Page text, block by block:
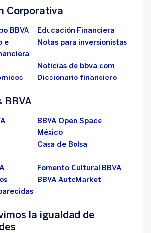
Corporativa
BBVA
Educación Financiera
e
Notas para inversionistas
Noticias de bbva.com
Diccionario financiero
BBVA
BBVA Open Space
México
Casa de Bolsa
Fomento Cultural BBVA
BBVA AutoMarket
la igualdad de